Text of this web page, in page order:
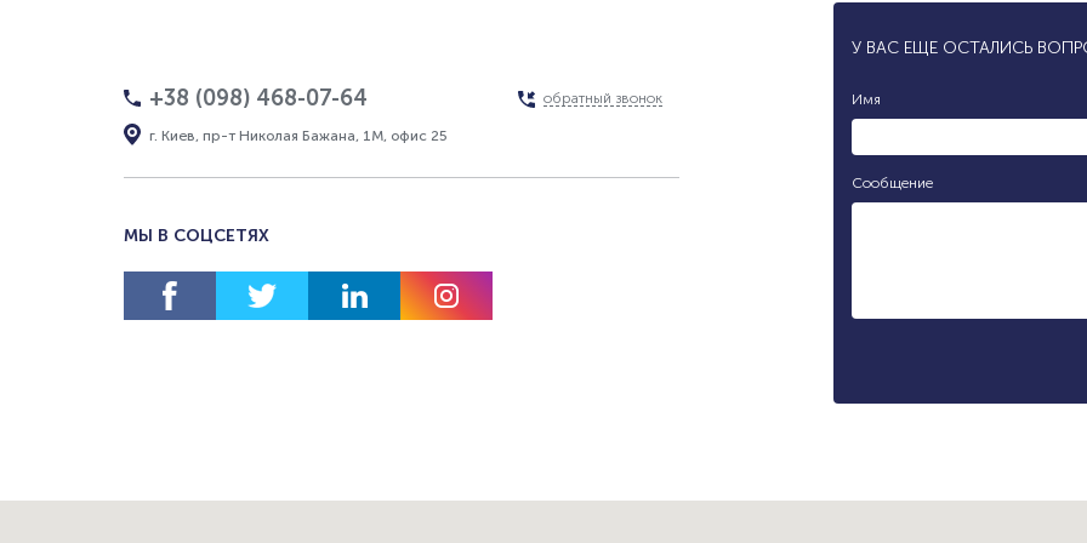
+38 (098) 468-07-64
г. Киев, пр-т Николая Бажана, 1М, офис 25
обратный звонок
МЫ В СОЦСЕТЯХ
У ВАС ЕЩЕ ОСТАЛИСЬ
Имя
Сообщение